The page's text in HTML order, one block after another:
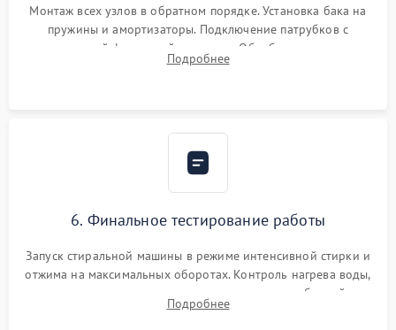
Монтаж всех узлов в обратном порядке. Установка бака на
пружины и амортизаторы. Подключение патрубков с
надежной фиксацией хомутами. Обработка стыков
герметиком для предотвращения возможных протечек воды.
Подробнее
6. Финальное тестирование работы
Запуск стиральной машины в режиме интенсивной стирки и
отжима на максимальных оборотах. Контроль нагрева воды,
корректности слива, отсутствия излишних вибраций,
посторонних стуков и протечек под корпусом.
Подробнее